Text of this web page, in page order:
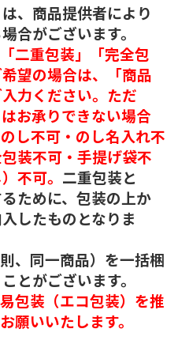
、商品提供者により
合がございます。
二重包装」「完全包
望の場合は、「商品
力ください。ただ
お承りできない場合
のし不可・のし名入れ不
装不可・手提げ袋不
不可。 二重包装と
ために、包装の上か
したものとなりま
、同一商品）を一括梱
とがございます。
包装（エコ包装）を推
願いいたします。